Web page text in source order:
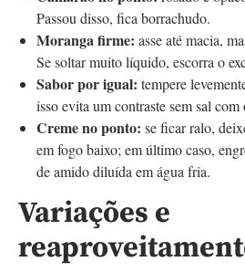
Passou disso, fica borrachudo.
Moranga firme: asse até macia,
Se soltar muito líquido, escorra o
Sabor por igual: tempere
isso evita um contraste sem sal com
Creme no ponto: se ficar ralo,
em fogo baixo; em último caso,
de amido diluída em água fria.
Variações e